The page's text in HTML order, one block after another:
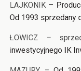
LAJKONIK –
Od 1993 sprzedany
ŁOWICZ –
inwestycyjnego IK